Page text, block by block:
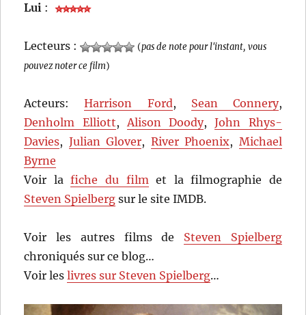
Lui :
Lecteurs : (pas de note pour l'instant, vous
pouvez noter ce film)
Acteurs:Harrison Ford, Sean Connery,
Denholm Elliott,Alison Doody,John Rhys-
Davies, Julian Glover, River Phoenix, Michael
Byrne
Voir lafiche du filmet la filmographie de
Steven Spielberg sur le site IMDB.
Voir les autres films de Steven Spielberg
chroniqués sur ce blog…
Voir leslivres sur Steven Spielberg…